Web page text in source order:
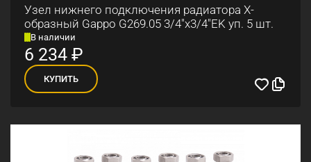
Узел нижнего подключения радиатора Х-
образный Gappo G269.05 3/4"х3/4"EK уп. 5 шт.
В наличии
6 234₽
КУПИТЬ